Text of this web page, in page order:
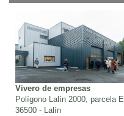
Vivero de empresas
Polígono Lalín 2000, parcela E
36500 - Lalín